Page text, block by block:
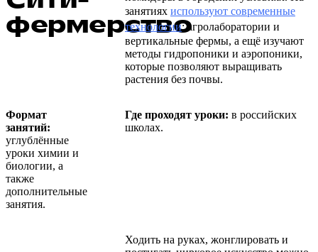
фермерство
занятиях используют современные
технологии: агролаборатории и
вертикальные фермы, а ещё изучают
методы гидропоники и аэропоники,
которые позволяют выращивать
растения без почвы.
Формат
занятий:
углублённые
уроки химии и
биологии, а
также
дополнительные
занятия.
Где проходят уроки: в российских
школах.
Ходить на руках, жонглировать и